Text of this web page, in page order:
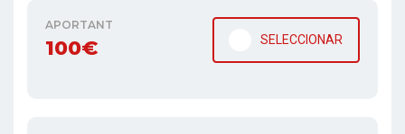
APORTANT
100€ SELECCIONAR